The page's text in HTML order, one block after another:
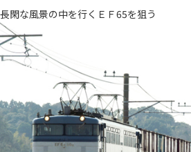
長閑な風景の中を行くＥＦ65を狙う